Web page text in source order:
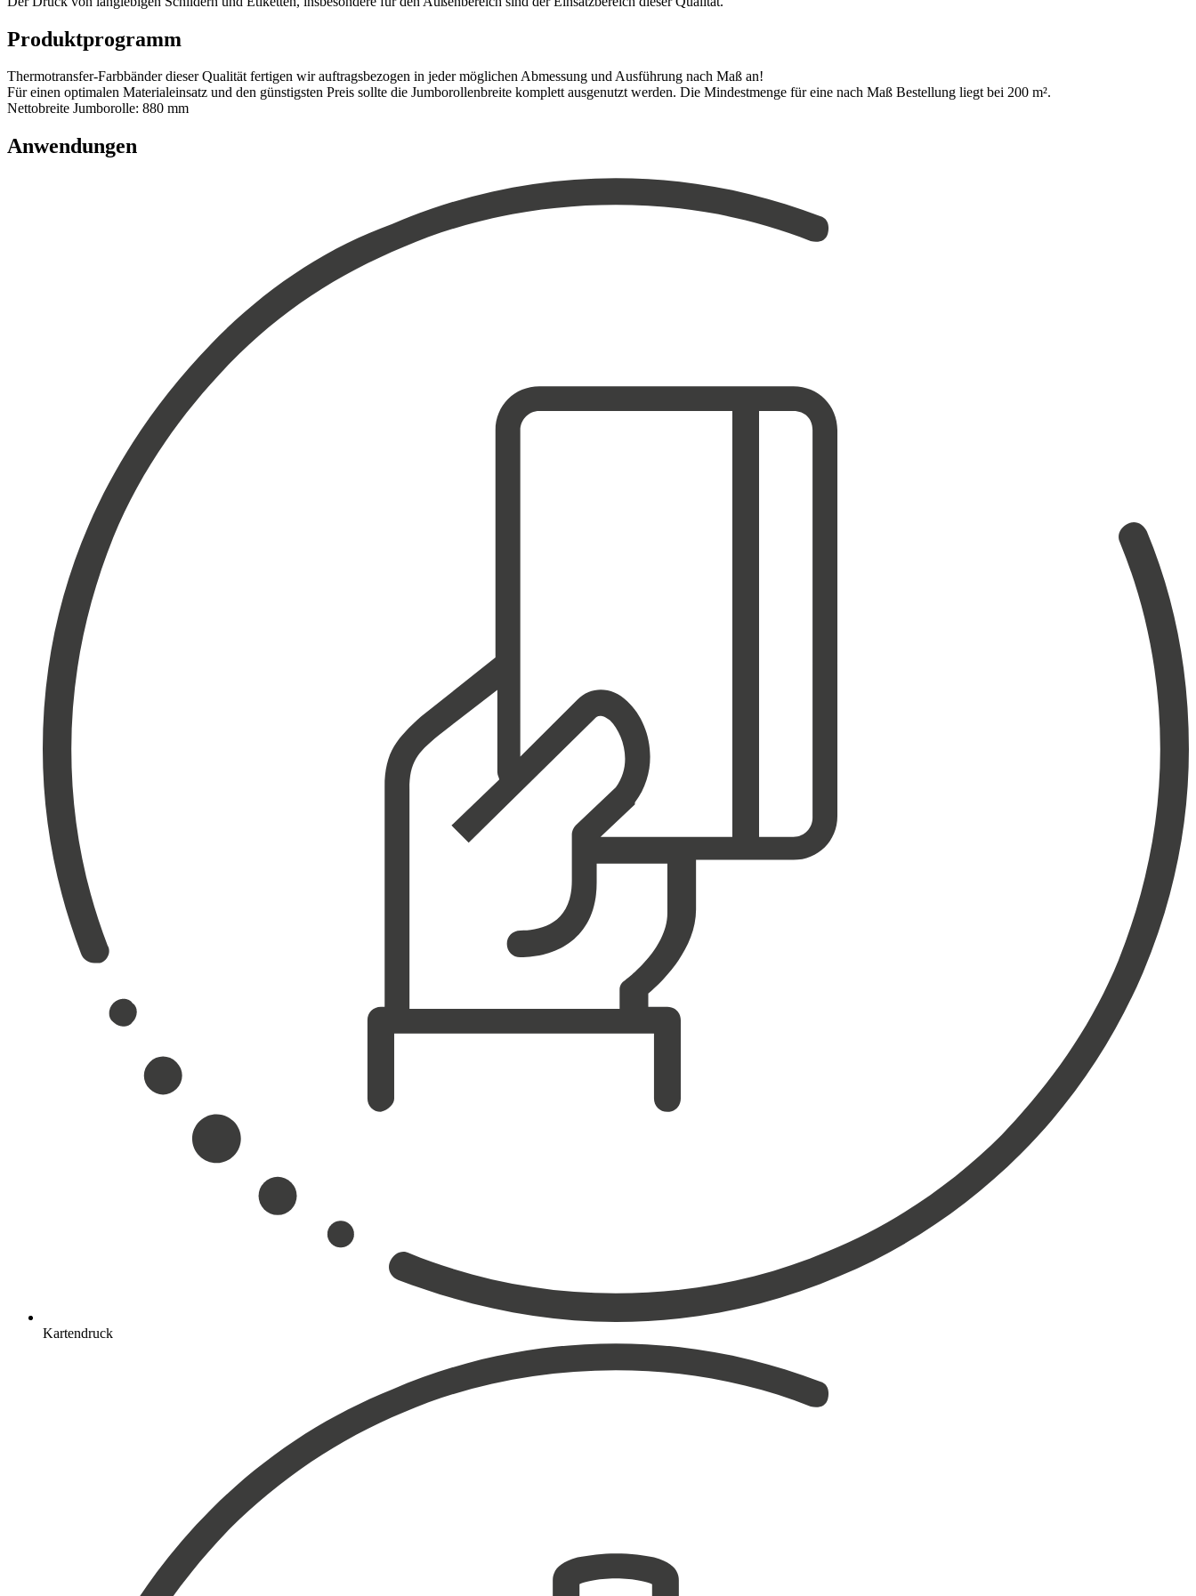
Produktprogramm
Thermotransfer-Farbbänder dieser Qualität fertigen wir auftragsbezogen in jeder möglichen Abmessung und Ausführung nach Maß an!
Für einen optimalen Materialeinsatz und den günstigsten Preis sollte die Jumborollenbreite komplett ausgenutzt werden. Die Mindestmenge für eine nach Maß Bestellung liegt bei 200 m².
Nettobreite Jumborolle: 880 mm
Anwendungen
Kartendruck